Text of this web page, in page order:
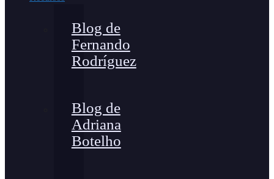
Blog de
Fernando
Rodríguez
Blog de
Adriana
Botelho